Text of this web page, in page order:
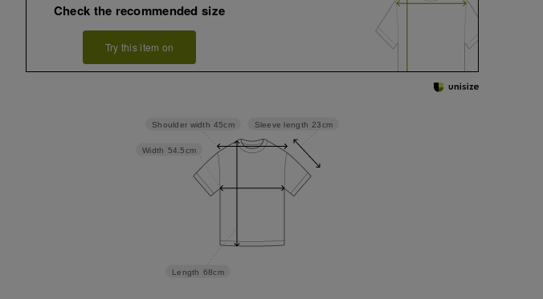
Check the recommended size
Try this item on
Sleeve length 23cm
Length 68cm
Width 54.5cm
Shoulder width 45cm